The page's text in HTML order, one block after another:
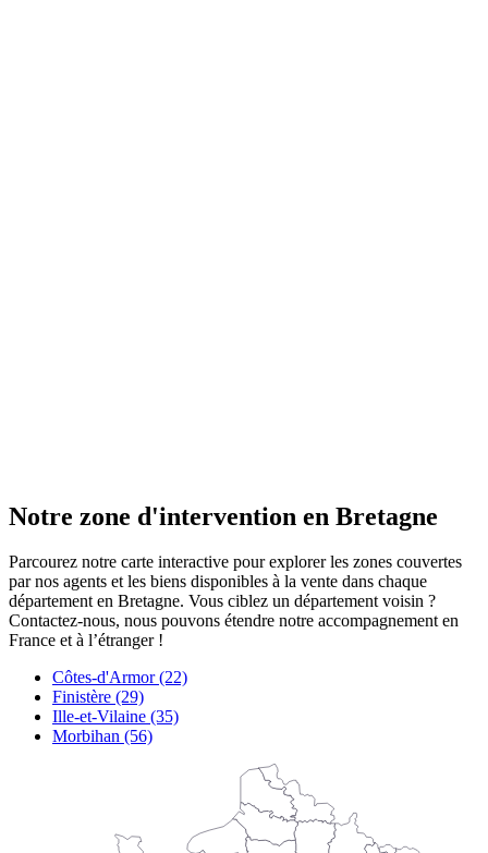
Notre zone d'intervention en Bretagne
Parcourez notre carte interactive pour explorer les zones couvertes
par nos agents et les biens disponibles à la vente dans chaque
département en Bretagne. Vous ciblez un département voisin ?
Contactez-nous, nous pouvons étendre notre accompagnement en
France et à l’étranger !
Côtes-d'Armor (22)
Finistère (29)
Ille-et-Vilaine (35)
Morbihan (56)